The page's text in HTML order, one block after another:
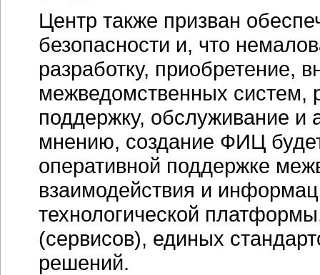
Центр также призван
безопасности и, что
разработку, приобретение,
межведомственных систем,
поддержку, обслуживание
мнению, создание ФИЦ
оперативной поддержке
взаимодействия и
технологической
(сервисов), единых
решений.